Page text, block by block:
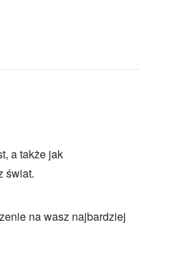
a także jak
świat.
na wasz najbardziej